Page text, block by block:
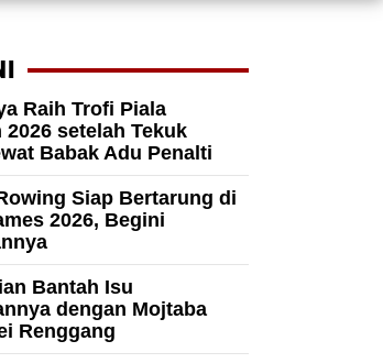
Raih Trofi Piala
2026 setelah Tekuk
Babak Adu Penalti
Siap Bertarung di
2026, Begini
Bantah Isu
dengan Mojtaba
Renggang